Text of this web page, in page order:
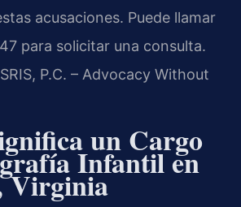
acusaciones. Puede llamar
para solicitar una consulta.
P.C. – Advocacy Without
un Cargo
Infantil en
Virginia